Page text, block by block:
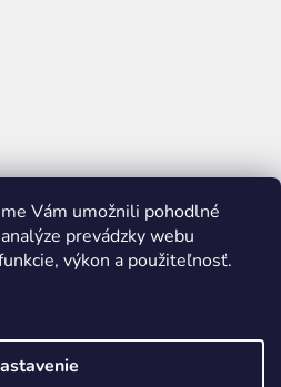
Vám umožnili pohodlné
prevádzky webu
výkon a použiteľnosť.
tovaru
Shoptet